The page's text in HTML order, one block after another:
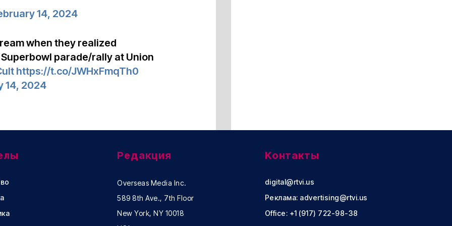
14, 2024
when they realized
parade/rally at Union
https://t.co/JWHxFmqTh0
14, 2024
Редакция
Overseas Media Inc.
589 8th Ave., 7th Floor
New York, NY 10018
Контакты
digital@rtvi.us
Реклама: advertising@rtvi.us
Office: +1 (917) 722-98-38